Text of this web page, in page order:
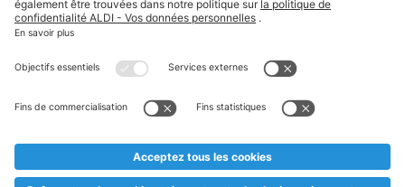
Textes marqués d'un astérisque et mentions légales
* Nous vendons ces articles temporairement et jusqu'à
au cas où, malgré le planning bien étudié, nous serions
prématurément en rupture de stock. Prix Recupel et TVA incl.
** Sur ce site, l’utilisation de la forme masculine a été adoptée